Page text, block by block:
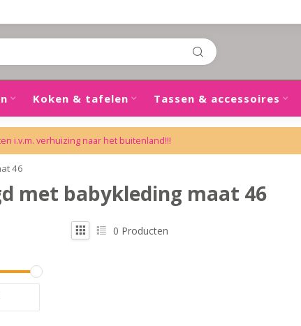
Koken & tafelen Tassen & accessoires
i.v.m. verhuizing naar het buitenland!!!
46
met babykleding maat 46
0 Producten